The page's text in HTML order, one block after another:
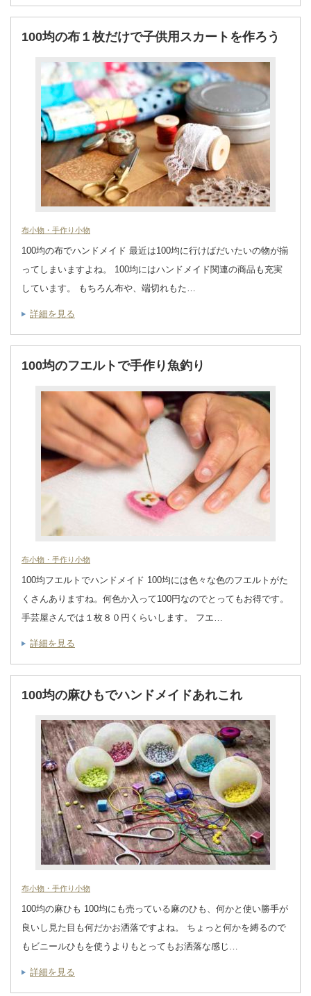
100均の布１枚だけで子供用スカートを作ろう
布小物・手作り小物
100均の布でハンドメイド 最近は100均に行けばだいたいの物が揃
ってしまいますよね。 100均にはハンドメイド関連の商品も充実
しています。 もちろん布や、端切れもた…
詳細を見る
100均のフエルトで手作り魚釣り
布小物・手作り小物
100均フエルトでハンドメイド 100均には色々な色のフエルトがた
くさんありますね。何色か入って100円なのでとってもお得です。
手芸屋さんでは１枚８０円くらいします。 フエ…
詳細を見る
100均の麻ひもでハンドメイドあれこれ
布小物・手作り小物
100均の麻ひも 100均にも売っている麻のひも、何かと使い勝手が
良いし見た目も何だかお洒落ですよね。 ちょっと何かを縛るので
もビニールひもを使うよりもとってもお洒落な感じ…
詳細を見る